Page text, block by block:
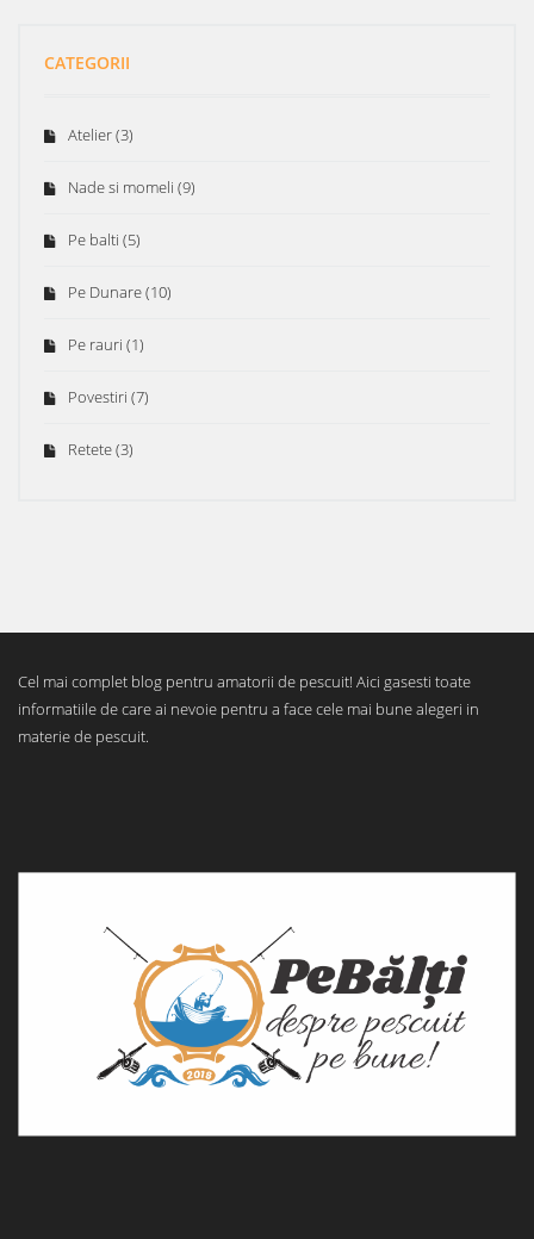
CATEGORII
Atelier(3)
Nade si momeli (9)
Pe balti (5)
Pe Dunare(10)
Pe rauri (1)
Povestiri (7)
Retete(3)
Cel mai complet blog pentru amatorii de pescuit! Aici gasesti toate
informatiile de care ai nevoie pentru a face cele mai bune alegeri in
materie de pescuit.